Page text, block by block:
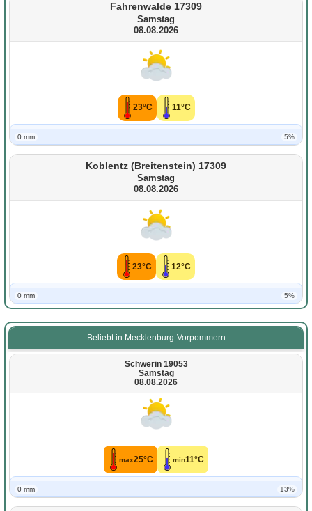
Fahrenwalde 17309
Samstag
08.08.2026
23°C 11°C
0 mm 5%
Koblentz (Breitenstein) 17309
Samstag
08.08.2026
23°C 12°C
0 mm 5%
Beliebt in Mecklenburg-Vorpommern
Schwerin 19053
Samstag
08.08.2026
max25°C min11°C
0 mm 13%